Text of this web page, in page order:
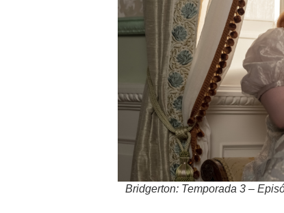
Bridgerton: Temporada 3 –